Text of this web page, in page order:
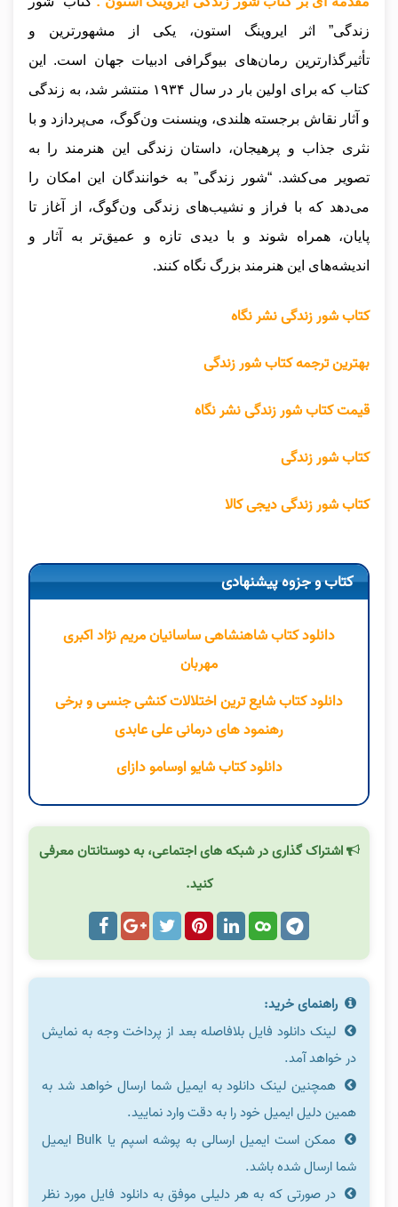
زندگی” اثر ایروینگ استون، یکی از مشهورترین و
تأثیرگذارترین رمان‌های بیوگرافی ادبیات جهان است. این
کتاب که برای اولین بار در سال ۱۹۳۴ منتشر شد، به زندگی
و آثار نقاش برجسته هلندی، وینسنت ون‌گوگ، می‌پردازد و با
نثری جذاب و پرهیجان، داستان زندگی این هنرمند را به
تصویر می‌کشد. “شور زندگی” به خوانندگان این امکان را
می‌دهد که با فراز و نشیب‌های زندگی ون‌گوگ، از آغاز تا
پایان، همراه شوند و با دیدی تازه و عمیق‌تر به آثار و
اندیشه‌های این هنرمند بزرگ نگاه کنند.
کتاب شور زندگی نشر نگاه
بهترین ترجمه کتاب شور زندگی
قیمت کتاب شور زندگی نشر نگاه
کتاب شور زندگی
کتاب شور زندگی دیجی کالا
کتاب و جزوه پیشنهادی
دانلود کتاب شاهنشاهی ساسانیان مریم نژاد اکبری
مهربان
دانلود کتاب شایع ترین اختلالات کنشی جنسی و برخی
رهنمود های درمانی علی عابدی
دانلود کتاب شایو اوسامو دازای
اشتراک گذاری در شبکه های اجتماعی، به دوستانتان معرفی
کنید.
راهنمای خرید:
لینک دانلود فایل بلافاصله بعد از پرداخت وجه به نمایش
در خواهد آمد.
همچنین لینک دانلود به ایمیل شما ارسال خواهد شد به
همین دلیل ایمیل خود را به دقت وارد نمایید.
ممکن است ایمیل ارسالی به پوشه اسپم یا Bulk ایمیل
شما ارسال شده باشد.
در صورتی که به هر دلیلی موفق به دانلود فایل مورد نظر